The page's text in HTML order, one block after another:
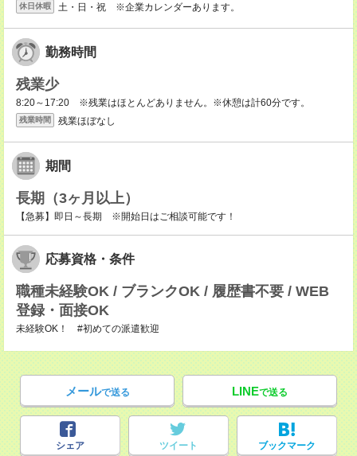
休日休暇 土・日・祝 ※企業カレンダーあります。
勤務時間
残業少
8:20～17:20 ※残業はほとんどありません。※休憩は計60分です。
残業時間 残業ほぼなし
期間
長期（3ヶ月以上）
【急募】即日～長期 ※開始日はご相談可能です！
応募資格・条件
職種未経験OK / ブランクOK / 履歴書不要 / WEB
登録・面接OK
未経験OK！ #初めての派遣歓迎
メールで送る LINEで送る
シェア ツイート ブックマーク